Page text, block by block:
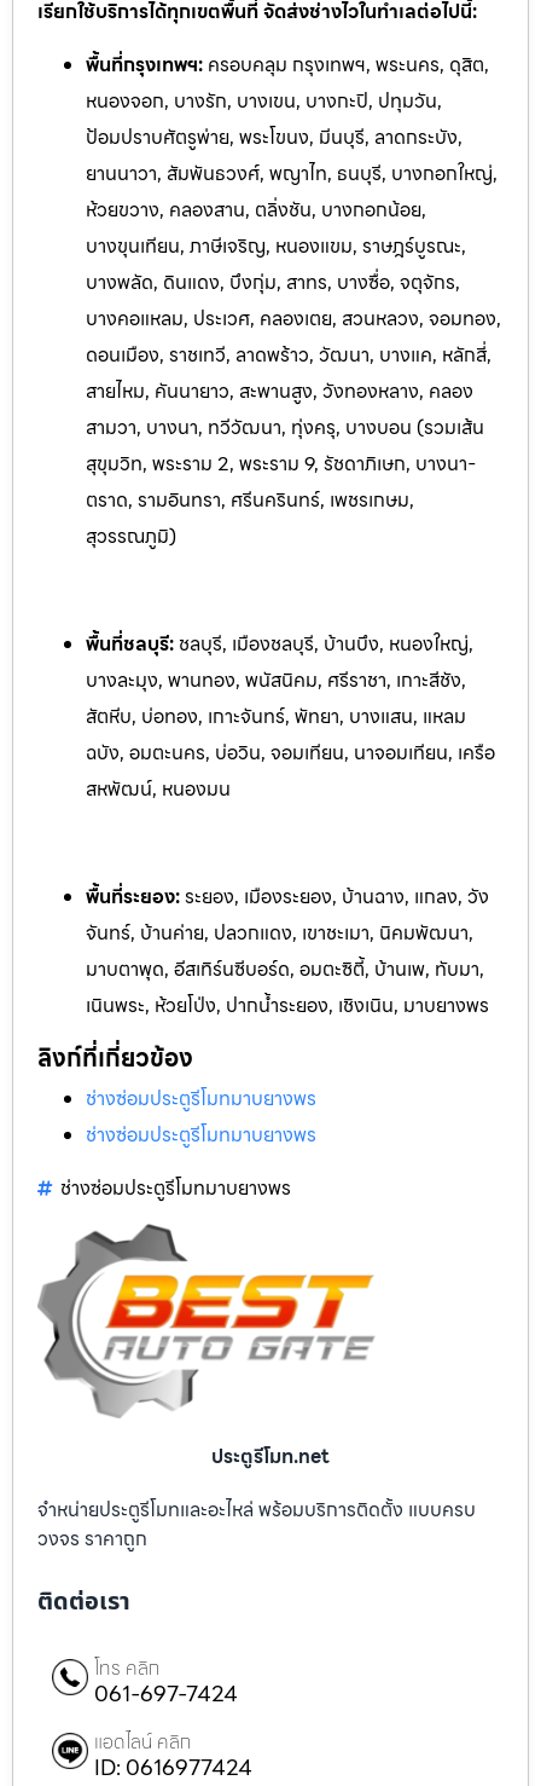
เรียกใช้บริการได้ทุกเขตพื้นที่ จัดส่งช่างไวในทำเลต่อไปนี้:
พื้นที่กรุงเทพฯ: ครอบคลุม กรุงเทพฯ, พระนคร, ดุสิต,
หนองจอก, บางรัก, บางเขน, บางกะปิ, ปทุมวัน,
ป้อมปราบศัตรูพ่าย, พระโขนง, มีนบุรี, ลาดกระบัง,
ยานนาวา, สัมพันธวงศ์, พญาไท, ธนบุรี, บางกอกใหญ่,
ห้วยขวาง, คลองสาน, ตลิ่งชัน, บางกอกน้อย,
บางขุนเทียน, ภาษีเจริญ, หนองแขม, ราษฎร์บูรณะ,
บางพลัด, ดินแดง, บึงกุ่ม, สาทร, บางซื่อ, จตุจักร,
บางคอแหลม, ประเวศ, คลองเตย, สวนหลวง, จอมทอง,
ดอนเมือง, ราชเทวี, ลาดพร้าว, วัฒนา, บางแค, หลักสี่,
สายไหม, คันนายาว, สะพานสูง, วังทองหลาง, คลอง
สามวา, บางนา, ทวีวัฒนา, ทุ่งครุ, บางบอน (รวมเส้น
สุขุมวิท, พระราม 2, พระราม 9, รัชดาภิเษก, บางนา-
ตราด, รามอินทรา, ศรีนครินทร์, เพชรเกษม,
สุวรรณภูมิ)
พื้นที่ชลบุรี: ชลบุรี, เมืองชลบุรี, บ้านบึง, หนองใหญ่,
บางละมุง, พานทอง, พนัสนิคม, ศรีราชา, เกาะสีชัง,
สัตหีบ, บ่อทอง, เกาะจันทร์, พัทยา, บางแสน, แหลม
ฉบัง, อมตะนคร, บ่อวิน, จอมเทียน, นาจอมเทียน, เครือ
สหพัฒน์, หนองมน
พื้นที่ระยอง:ระยอง, เมืองระยอง, บ้านฉาง, แกลง, วัง
จันทร์, บ้านค่าย, ปลวกแดง, เขาชะเมา, นิคมพัฒนา,
มาบตาพุด, อีสเทิร์นซีบอร์ด, อมตะซิตี้, บ้านเพ, ทับมา,
เนินพระ, ห้วยโป่ง, ปากน้ำระยอง, เชิงเนิน, มาบยางพร
ลิงก์ที่เกี่ยวข้อง
ช่างซ่อมประตูรีโมทมาบยางพร
ช่างซ่อมประตูรีโมทมาบยางพร
ช่างซ่อมประตูรีโมทมาบยางพร
ประตูรีโมท.net
จำหน่ายประตูรีโมทและอะไหล่ พร้อมบริการติดตั้ง แบบครบ
วงจร ราคาถูก
ติดต่อเรา
โทร คลิก
061-697-7424
แอดไลน์ คลิก
ID: 0616977424